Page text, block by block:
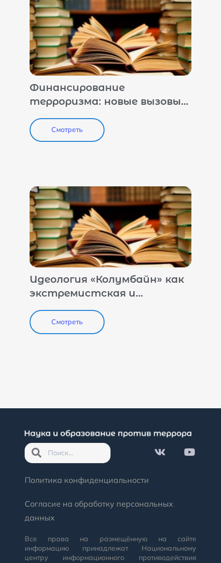
Финансирование
терроризма: новые вызовы
безопасности
Смотреть
Идеология «Колумбайн» как
экстремистская и
террористическая угроза
национальной
безопасности Российской
Смотреть
Политика конфиденциальности
Согласие на обработку персональных
данных
Все права на размещённую на сайте
информацию принадлежат Национальному
центру информационного противодействия